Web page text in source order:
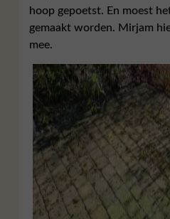
hoop gepoetst. En moest
gemaakt worden. Mirjam
mee.